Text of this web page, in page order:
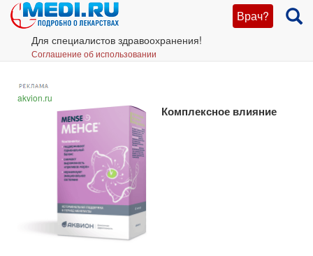
Врач?
Для специалистов здравоохранения!
Соглашение об использовании
akvion.ru
Комплексное влияние